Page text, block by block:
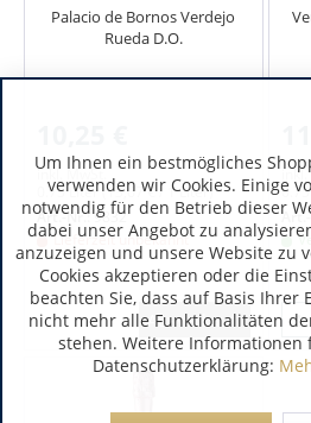
Palacio de Bornos Verdejo
Rueda D.O.
inkl. MwSt.
0.75 Liter(13,67 € / 1 Liter)
Art.-Nr.:9832
Lieferzeit unbekannt
Ausverkauft
Um Ihnen ein bestmögliches
verwenden wir Cookies. Einige
notwendig für den Betrieb dieser
dabei unser Angebot zu
anzuzeigen und unsere Website zu
Cookies akzeptieren oder die
beachten Sie, dass auf Basis Ihrer
nicht mehr alle Funktionalitäten
stehen. Weitere Informationen
Datenschutzerklärung: